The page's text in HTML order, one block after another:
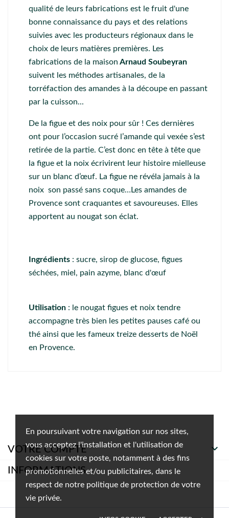
En poursuivant votre navigation sur nos sites,
vous acceptez l'installation et l'utilisation de
cookies sur votre poste, notamment à des fins
promotionnelles et/ou publicitaires, dans le
respect de notre politique de protection de votre
vie privée.
qualité de leurs fabrications est le fruit d'une
bonne connaissance du pays et des relations
suivies avec les producteurs régionaux dans le
choix de leurs matières premières. Les
fabrications de la maison Arnaud Soubeyran
suivent les méthodes artisanales, de la
torréfaction des amandes à la découpe en passant
par la cuisson...
De la figue et des noix pour sûr ! Ces dernières
ont pour l’occasion sucré l’amande qui vexée s’est
retirée de la partie. C’est donc en tête à tête que
la figue et la noix écrivirent leur histoire mielleuse
sur un blanc d’œuf. La figue ne révéla jamais à la
noix son passé sans coque…Les amandes de
Provence sont craquantes et savoureuses. Elles
apportent au nougat son éclat.
Ingrédients : sucre, sirop de glucose, figues
séchées, miel, pain azyme, blanc d'œuf
Utilisation : le nougat figues et noix tendre
accompagne très bien les petites pauses café ou
thé ainsi que les fameux treize desserts de Noël
en Provence.
VOTRE COMPTE 
INFORMATIONS